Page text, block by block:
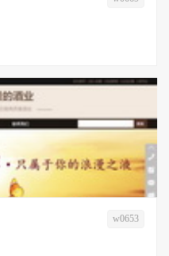
w0653